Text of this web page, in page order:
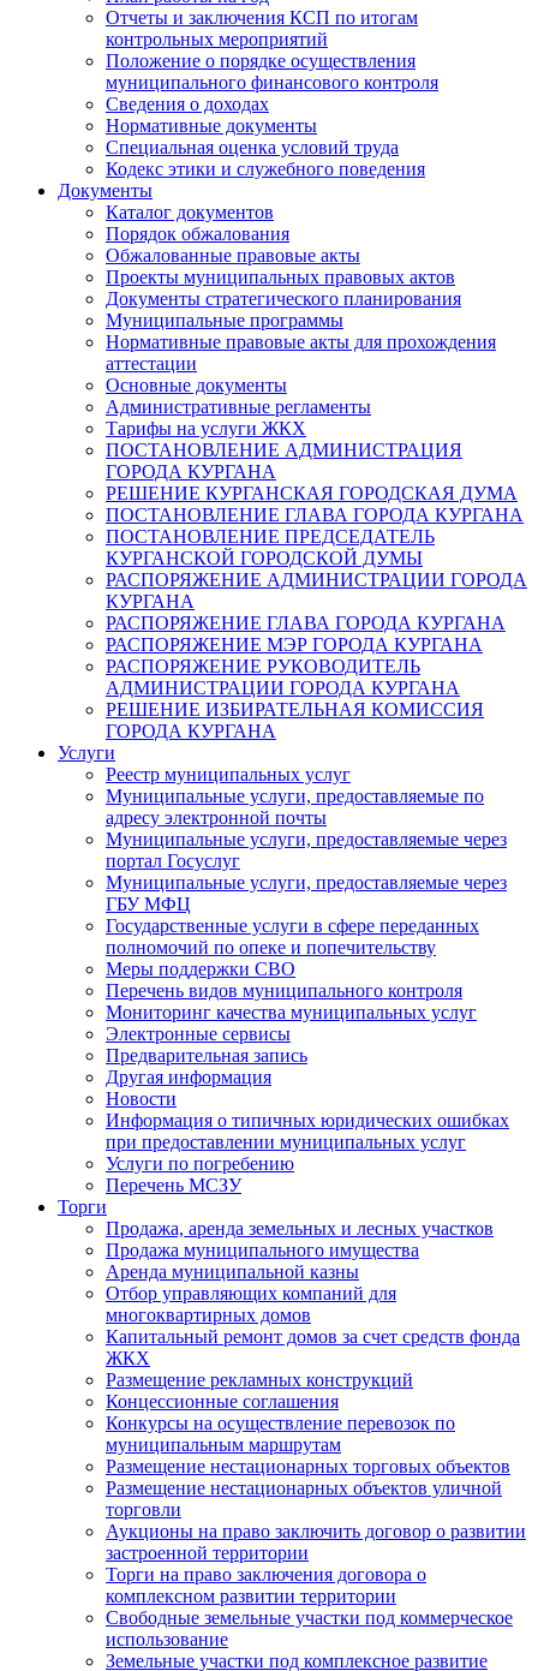
Отчеты и заключения КСП по итогам
контрольных мероприятий
Положение о порядке осуществления
муниципального финансового контроля
Сведения о доходах
Нормативные документы
Специальная оценка условий труда
Кодекс этики и служебного поведения
Документы
Каталог документов
Порядок обжалования
Обжалованные правовые акты
Проекты муниципальных правовых актов
Документы стратегического планирования
Муниципальные программы
Нормативные правовые акты для прохождения
аттестации
Основные документы
Административные регламенты
Тарифы на услуги ЖКХ
ПОСТАНОВЛЕНИЕ АДМИНИСТРАЦИЯ
ГОРОДА КУРГАНА
РЕШЕНИЕ КУРГАНСКАЯ ГОРОДСКАЯ ДУМА
ПОСТАНОВЛЕНИЕ ГЛАВА ГОРОДА КУРГАНА
ПОСТАНОВЛЕНИЕ ПРЕДСЕДАТЕЛЬ
КУРГАНСКОЙ ГОРОДСКОЙ ДУМЫ
РАСПОРЯЖЕНИЕ АДМИНИСТРАЦИИ ГОРОДА
КУРГАНА
РАСПОРЯЖЕНИЕ ГЛАВА ГОРОДА КУРГАНА
РАСПОРЯЖЕНИЕ МЭР ГОРОДА КУРГАНА
РАСПОРЯЖЕНИЕ РУКОВОДИТЕЛЬ
АДМИНИСТРАЦИИ ГОРОДА КУРГАНА
РЕШЕНИЕ ИЗБИРАТЕЛЬНАЯ КОМИССИЯ
ГОРОДА КУРГАНА
Услуги
Реестр муниципальных услуг
Муниципальные услуги, предоставляемые по
адресу электронной почты
Муниципальные услуги, предоставляемые через
портал Госуслуг
Муниципальные услуги, предоставляемые через
ГБУ МФЦ
Государственные услуги в сфере переданных
полномочий по опеке и попечительству
Меры поддержки СВО
Перечень видов муниципального контроля
Мониторинг качества муниципальных услуг
Электронные сервисы
Предварительная запись
Другая информация
Новости
Информация о типичных юридических ошибках
при предоставлении муниципальных услуг
Услуги по погребению
Перечень МСЗУ
Торги
Продажа, аренда земельных и лесных участков
Продажа муниципального имущества
Аренда муниципальной казны
Отбор управляющих компаний для
многоквартирных домов
Капитальный ремонт домов за счет средств фонда
ЖКХ
Размещение рекламных конструкций
Концессионные соглашения
Конкурсы на осуществление перевозок по
муниципальным маршрутам
Размещение нестационарных торговых объектов
Размещение нестационарных объектов уличной
торговли
Аукционы на право заключить договор о развитии
застроенной территории
Торги на право заключения договора о
комплексном развитии территории
Свободные земельные участки под коммерческое
использование
Земельные участки под комплексное развитие